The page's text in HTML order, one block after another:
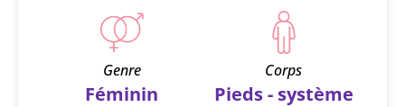
Genre
Féminin
Corps
Pieds - système